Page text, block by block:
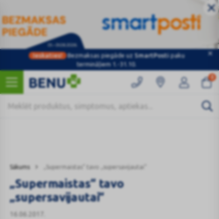
Ieskaties! Bezmaksas piegāde uz SmartPostipaku
termināļiem 1.-31.10.
0
Sākums „Supermaistas“ tavo „supersavijautai“
Kategorijas
„Supermaistas“ tavo
„supersavijautai“
16.06.2017.